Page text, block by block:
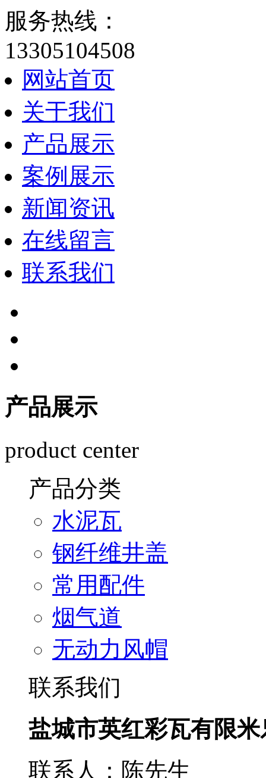
服务热线：
13305104508
网站首页
关于我们
产品展示
案例展示
新闻资讯
在线留言
联系我们
产品展示
product center
产品分类
水泥瓦
钢纤维井盖
常用配件
烟气道
无动力风帽
联系我们
盐城市英红彩瓦有限
联系人：陈先生